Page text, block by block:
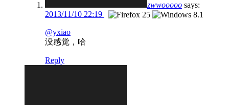
zwwooooo says:
2013/11/10 22:19
@yxiao
没感觉，哈
Reply